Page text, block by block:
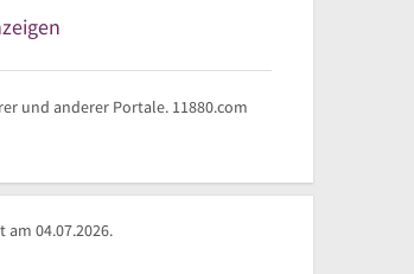
und anderer Portale. 11880.com
04.07.2026.